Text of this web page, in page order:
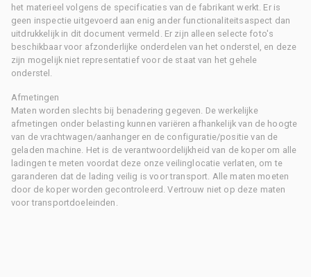
het materieel volgens de specificaties van de fabrikant werkt. Er is
geen inspectie uitgevoerd aan enig ander functionaliteitsaspect dan
uitdrukkelijk in dit document vermeld. Er zijn alleen selecte foto's
beschikbaar voor afzonderlijke onderdelen van het onderstel, en deze
zijn mogelijk niet representatief voor de staat van het gehele
onderstel.
Afmetingen
Maten worden slechts bij benadering gegeven. De werkelijke
afmetingen onder belasting kunnen variëren afhankelijk van de hoogte
van de vrachtwagen/aanhanger en de configuratie/positie van de
geladen machine. Het is de verantwoordelijkheid van de koper om alle
ladingen te meten voordat deze onze veilinglocatie verlaten, om te
garanderen dat de lading veilig is voor transport. Alle maten moeten
door de koper worden gecontroleerd. Vertrouw niet op deze maten
voor transportdoeleinden.